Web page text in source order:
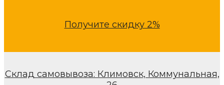
Получите скидку 2%
Склад самовывоза: Климовск, Коммунальная,